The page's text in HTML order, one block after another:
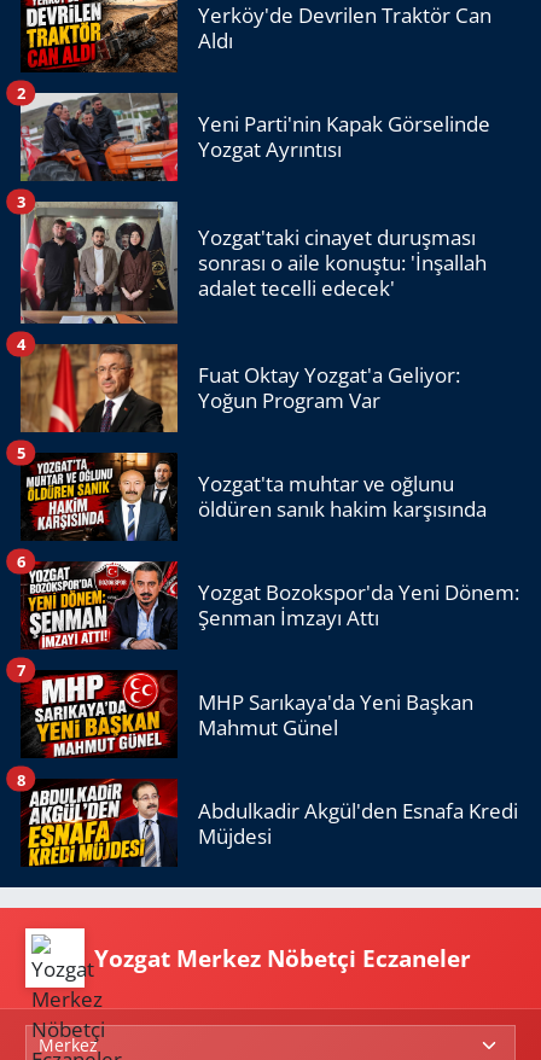
Yerköy'de Devrilen Traktör Can
Aldı
Yeni Parti'nin Kapak Görselinde
Yozgat Ayrıntısı
2
Yozgat'taki cinayet duruşması
sonrası o aile konuştu: 'İnşallah
adalet tecelli edecek'
3
Fuat Oktay Yozgat'a Geliyor:
Yoğun Program Var
4
Yozgat'ta muhtar ve oğlunu
öldüren sanık hakim karşısında
5
Yozgat Bozokspor'da Yeni Dönem:
Şenman İmzayı Attı
6
MHP Sarıkaya'da Yeni Başkan
Mahmut Günel
7
Abdulkadir Akgül'den Esnafa Kredi
Müjdesi
8
Yozgat Merkez Nöbetçi Eczaneler